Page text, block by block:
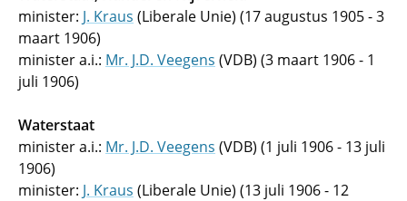
minister: J. Kraus (Liberale Unie) (17 augustus 1905 - 3
maart 1906)
minister a.i.: Mr. J.D. Veegens (VDB) (3 maart 1906 - 1
juli 1906)
Waterstaat
minister a.i.: Mr. J.D. Veegens (VDB) (1 juli 1906 - 13 juli
1906)
minister: J. Kraus (Liberale Unie) (13 juli 1906 - 12